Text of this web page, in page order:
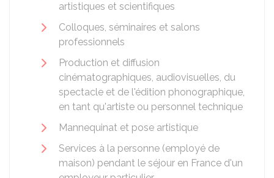
artistiques et scientifiques
Colloques, séminaires et salons
professionnels
Production et diffusion
cinématographiques, audiovisuelles, du
spectacle et de l'édition phonographique,
en tant qu'artiste ou personnel technique
Mannequinat et pose artistique
Services à la personne (employé de
maison) pendant le séjour en France d'un